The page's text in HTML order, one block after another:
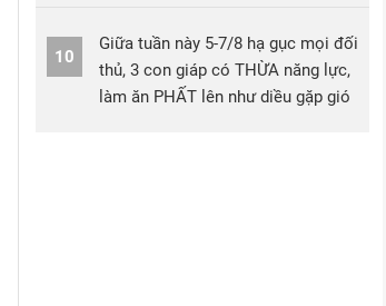
10
Giữa tuần này 5-7/8 hạ gục mọi đối
thủ, 3 con giáp có THỪA năng lực,
làm ăn PHẤT lên như diều gặp gió